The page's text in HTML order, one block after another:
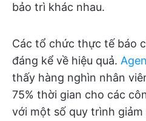
bảo trì khác nhau.
Các tổ chức thực tế báo
đáng kể về hiệu quả.
thấy hàng nghìn nhân
75% thời gian cho các
với một số quy trình